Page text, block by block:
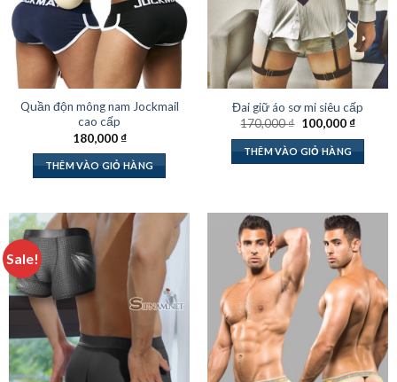
Quần độn mông nam Jockmail
cao cấp
180,000₫
THÊM VÀO GIỎ HÀNG
Đai giữ áo sơ mi siêu cấp
170,000₫ Giá
là:
170,000 ₫.
100,000₫Giá
THÊM VÀO GIỎ HÀNG
Sale!